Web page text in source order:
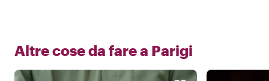
Altre cose da fare a Parigi